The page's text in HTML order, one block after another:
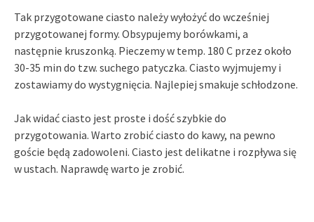
Tak przygotowane ciasto należy wyłożyć do wcześniej
przygotowanej formy. Obsypujemy borówkami, a
następnie kruszonką. Pieczemy w temp. 180 C przez około
30-35 min do tzw. suchego patyczka. Ciasto wyjmujemy i
zostawiamy do wystygnięcia. Najlepiej smakuje schłodzone.
Jak widać ciasto jest proste i dość szybkie do
przygotowania. Warto zrobić ciasto do kawy, na pewno
goście będą zadowoleni. Ciasto jest delikatne i rozpływa się
w ustach. Naprawdę warto je zrobić.